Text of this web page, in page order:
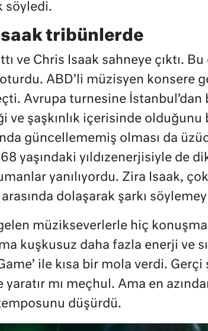
söyledi.
tribünlerde
ve Chris Isaak sahneye çıktı.
ABD’li müzisyen konsere
Avrupa turnesine
ve şaşkınlık içerisinde
güncellememiş olması da
yaşındaki yıldızenerjisiyle de
yanılıyordu. Zira Isaak,
dolaşarak şarkı söylemey
müzikseverlerle hiç
kuşkusuz daha fazla enerji ve
ile kısa bir mola verdi.
yaratır mı meçhul. Ama en
düşürdü.